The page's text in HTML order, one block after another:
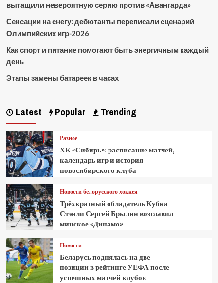
вытащили невероятную серию против «Авангарда»
Сенсации на снегу: дебютанты переписали сценарий
Олимпийских игр-2026
Как спорт и питание помогают быть энергичным каждый
день
Этапы замены батареек в часах
Latest Popular Trending
Разное
ХК «Сибирь»: расписание матчей,
календарь игр и история
новосибирского клуба
Новости белорусского хоккея
Трёхкратный обладатель Кубка
Стэнли Сергей Брылин возглавил
минское «Динамо»
Новости
Беларусь поднялась на две
позиции в рейтинге УЕФА после
успешных матчей клубов